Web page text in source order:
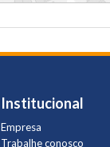
Institucional
Empresa
Trabalhe conosco